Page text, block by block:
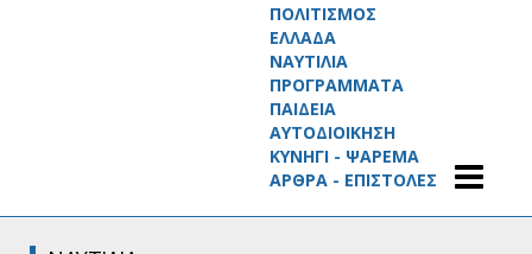
ΠΟΛΙΤΙΣΜΟΣ
ΕΛΛΑΔΑ
ΝΑΥΤΙΛΙΑ
ΠΡΟΓΡΑΜΜΑΤΑ
ΠΑΙΔΕΙΑ
ΑΥΤΟΔΙΟΙΚΗΣΗ
ΚΥΝΗΓΙ - ΨΑΡΕΜΑ
ΑΡΘΡΑ - ΕΠΙΣΤΟΛΕΣ